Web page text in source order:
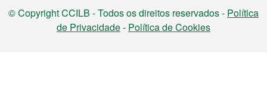
© Copyright CCILB - Todos os direitos reservados - Política
de Privacidade- Política de Cookies